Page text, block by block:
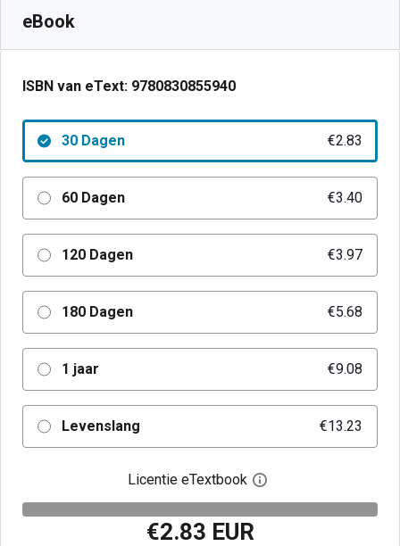
eBook
ISBN van eText: 9780830855940
30 Dagen €2.83
60 Dagen €3.40
120 Dagen €3.97
180 Dagen €5.68
1 jaar €9.08
Levenslang €13.23
Licentie eTextbook Open het
€2.83 EUR